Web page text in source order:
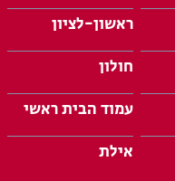
ראשון-לציון
חולון
עמוד הבית ראשי
אילת